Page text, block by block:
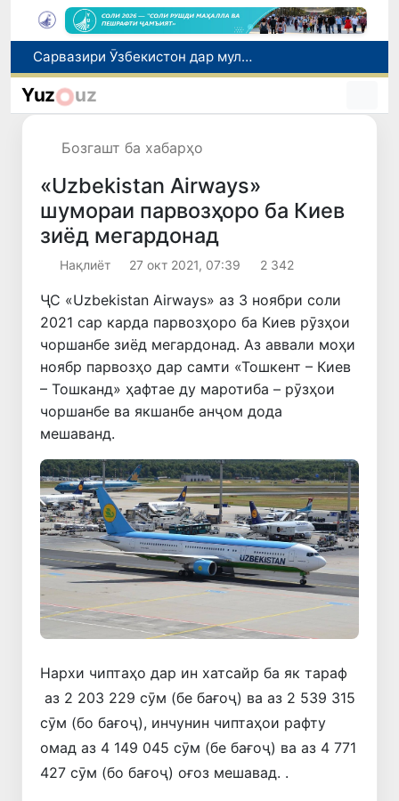
Дар Қашқадарё анҷумани байналмилалии экологӣ бо иштироки ҷавонон аз нӯҳ кишвар баргузор мешавад
Тошканд ба баргузории чемпионати Осиё оид ба вазнабардорӣ омодагӣ мебинад
Yuz uz
Бозгашт ба хабарҳо
«Uzbekistan Airways»
шумораи парвозҳоро ба Киев
зиёд мегардонад
Нақлиёт 27 окт 2021, 07:39 2 342
ҶС «Uzbekistan Airways» аз 3 ноябри соли
2021 сар карда парвозҳоро ба Киев рӯзҳои
чоршанбе зиёд мегардонад. Аз аввали моҳи
ноябр парвозҳо дар самти «Тошкент – Киев
– Тошканд» ҳафтае ду маротиба – рӯзҳои
чоршанбе ва якшанбе анҷом дода
мешаванд.
Нархи чиптаҳо дар ин хатсайр ба як тараф
аз 2 203 229 сӯм (бе бағоҷ) ва аз 2 539 315
сӯм (бо бағоҷ), инчунин чиптаҳои рафту
омад аз 4 149 045 сӯм (бе бағоҷ) ва аз 4 771
427 сӯм (бо бағоҷ) оғоз мешавад. .